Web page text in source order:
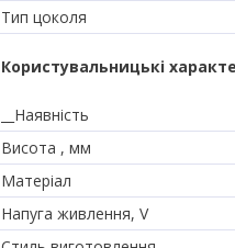
Тип цоколя
Користувальницькі
__Наявність
Висота , мм
Матеріал
Напуга живлення, V